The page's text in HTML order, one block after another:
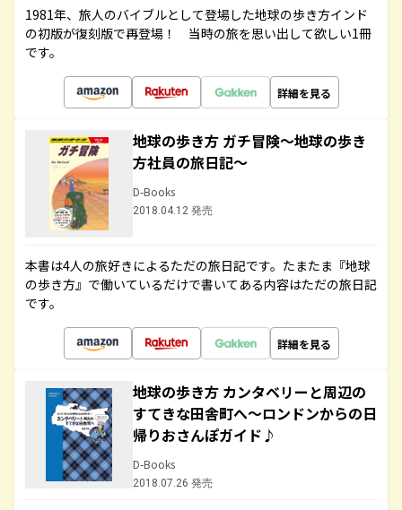
1981年、旅人のバイブルとして登場した地球の歩き方インド
の初版が復刻版で再登場！ 当時の旅を思い出して欲しい1冊
です。
詳細を見る
地球の歩き方 ガチ冒険～地球の歩き
方社員の旅日記～
D-Books
2018.04.12 発売
本書は4人の旅好きによるただの旅日記です。たまたま『地球
の歩き方』で働いているだけで書いてある内容はただの旅日記
です。
詳細を見る
地球の歩き方 カンタベリーと周辺の
すてきな田舎町へ～ロンドンからの日
帰りおさんぽガイド♪
D-Books
2018.07.26 発売